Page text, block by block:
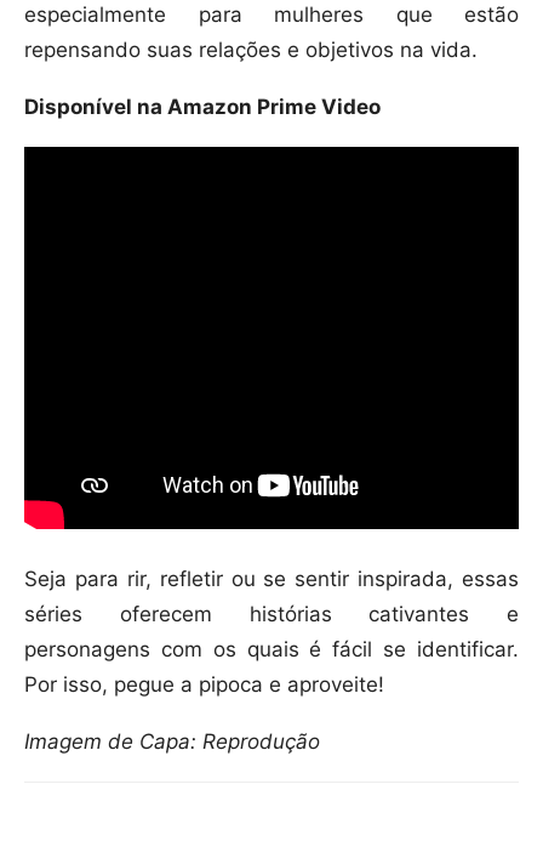
especialmente para mulheres que estão
repensando suas relações e objetivos na vida.
Disponível na Amazon Prime Video
Seja para rir, refletir ou se sentir inspirada, essas
séries oferecem histórias cativantes e
personagens com os quais é fácil se identificar.
Por isso, pegue a pipoca e aproveite!
Imagem de Capa: Reprodução